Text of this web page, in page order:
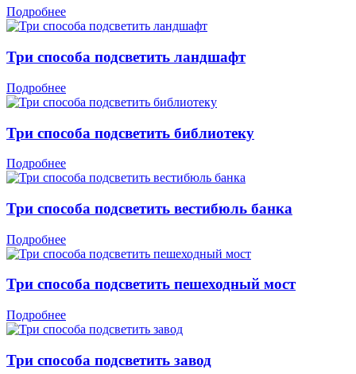
Подробнее
Три способа подсветить ландшафт
Подробнее
Три способа подсветить библиотеку
Подробнее
Три способа подсветить вестибюль банка
Подробнее
Три способа подсветить пешеходный мост
Подробнее
Три способа подсветить завод